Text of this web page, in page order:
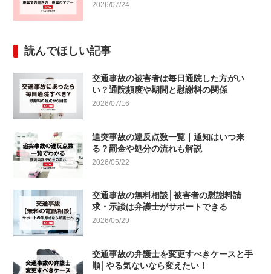
2026/07/24
読んでほしい記事
交通事故の被害者は毎日通院した方がい
い？通院頻度や期間と慰謝料の関係
2026/07/16
追突事故の違反点数一覧｜通知はいつ来
る？罰金や処分の流れも解説
2026/05/22
交通事故の無料相談│被害者の慰謝料請
求・示談は弁護士がサポートできる
2026/05/29
交通事故の弁護士を変更すべきケースと手
順│やる気ないなら変えたい！